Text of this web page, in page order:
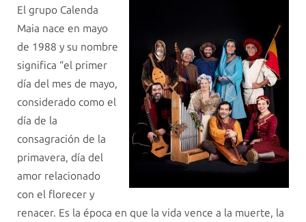
El grupo Calenda
Maia nace en mayo
de 1988 y su nombre
significa “el primer
día del mes de mayo,
considerado como el
día de la
consagración de la
primavera, día del
amor relacionado
con el florecer y
renacer. Es la época en que la vida vence a la muerte, la